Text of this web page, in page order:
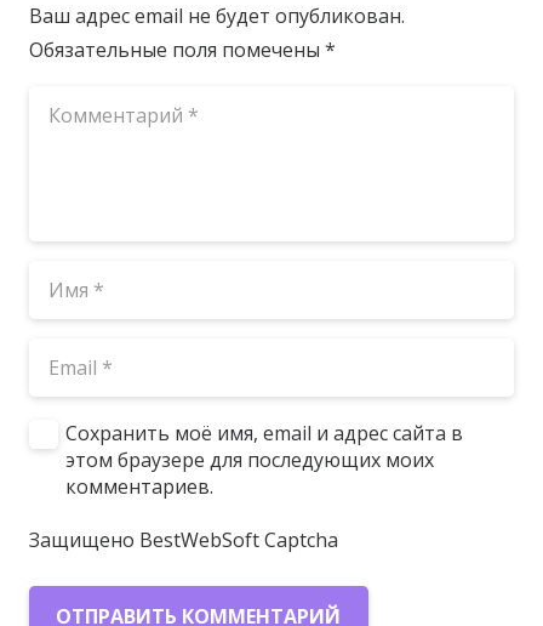
Ваш адрес email не будет опубликован.
Обязательные поля помечены *
Сохранить моё имя, email и адрес сайта в
этом браузере для последующих моих
комментариев.
Защищено BestWebSoft Captcha
ОТПРАВИТЬ КОММЕНТАРИЙ